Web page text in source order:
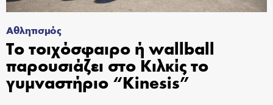
Αθλητισμός
Το τοιχόσφαιρο ή wallball
παρουσιάζει στο Κιλκίς το
γυμναστήριο “Kinesis”